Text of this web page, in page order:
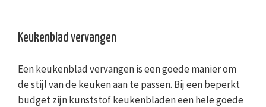
Keukenblad vervangen
Een keukenblad vervangen is een goede manier om
de stijl van de keuken aan te passen. Bij een beperkt
budget zijn kunststof keukenbladen een hele goede